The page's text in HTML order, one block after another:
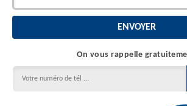
On vous rappelle